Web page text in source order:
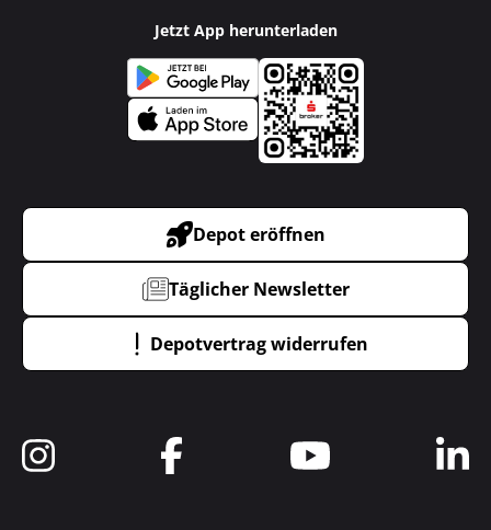
Jetzt App herunterladen
Depot eröffnen
Täglicher Newsletter
Depotvertrag widerrufen